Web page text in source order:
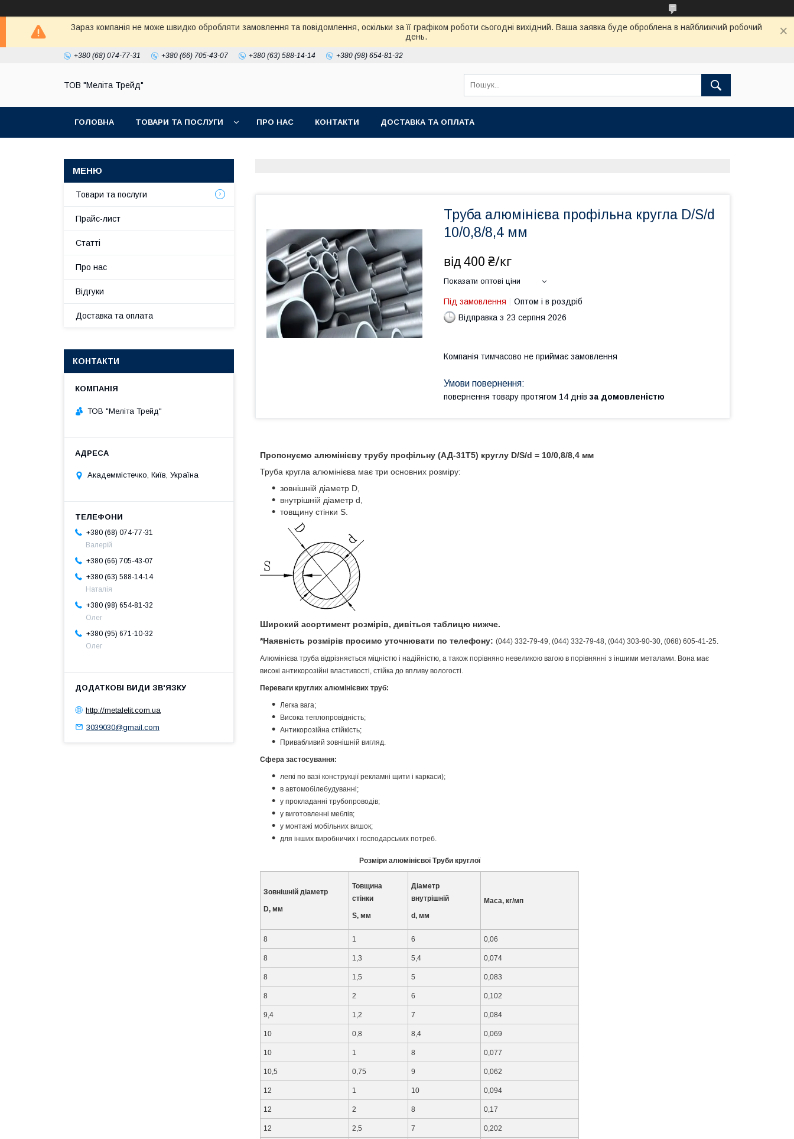
Зараз компанія не може швидко обробляти замовлення та повідомлення, оскільки за її графіком роботи сьогодні вихідний. Ваша заявка буде оброблена в найближчий робочий
день.
+380 (68) 074-77-31 +380 (66) 705-43-07 +380 (63) 588-14-14 +380 (98) 654-81-32
ТОВ "Меліта Трейд"
ГОЛОВНА ТОВАРИ ТА ПОСЛУГИ ПРО НАС КОНТАКТИ ДОСТАВКА ТА ОПЛАТА
Труба алюмінієва профільна кругла D/S/d
10/0,8/8,4 мм
від400 ₴/кг
Показати оптові ціни
Під замовлення
Оптом і в роздріб
Відправка з 23 серпня 2026
Компанія тимчасово не приймає замовлення
повернення товару протягом 14 днів за домовленістю
Пропонуємо алюмінієву трубу профільну (АД-31Т5) круглу D/S/d = 10/0,8/8,4 мм
Труба кругла алюмінієва має три основних розміру:
зовнішній діаметр D,
внутрішній діаметр d,
товщину стінки S.
Широкий асортимент розмірів, дивіться таблицю нижче.
*Наявність розмірів просимо уточнювати по телефону: (044) 332-79-49, (044) 332-79-48, (044) 303-90-30, (068) 605-41-25.
Алюмінієва труба відрізняється міцністю і надійністю, а також порівняно невеликою вагою в порівнянні з іншими металами. Вона має
високі антикорозійні властивості, стійка до впливу вологості.
Переваги круглих алюмінієвих труб:
Легка вага;
Висока теплопровідність;
Антикорозійна стійкість;
Привабливий зовнішній вигляд.
Сфера застосування:
легкі по вазі конструкції рекламні щити і каркаси);
в автомобілебудуванні;
у прокладанні трубопроводів;
у виготовленні меблів;
у монтажі мобільних вишок;
для інших виробничих і господарських потреб.
Розміри алюмінієвої Труби круглої
Зовнішній діаметр
D, мм
Товщина
стінки
S, мм
Діаметр
внутрішній
d, мм
Маса, кг/мп
8 1 6 0,06
8 1,3 5,4 0,074
8 1,5 5 0,083
8 2 6 0,102
9,4 1,2 7 0,084
10 0,8 8,4 0,069
10 1 8 0,077
10,5 0,75 9 0,062
12 1 10 0,094
12 2 8 0,17
12 2,5 7 0,202
Товари та послуги
Прайс-лист
Статті
Про нас
Відгуки
Доставка та оплата
КОНТАКТИ
ТОВ "Меліта Трейд"
Академмістечко, Київ, Україна
+380 (68) 074-77-31
Валерій
+380 (66) 705-43-07
+380 (63) 588-14-14
Наталія
+380 (98) 654-81-32
Олег
+380 (95) 671-10-32
Олег
http://metalelit.com.ua
3039030@gmail.com